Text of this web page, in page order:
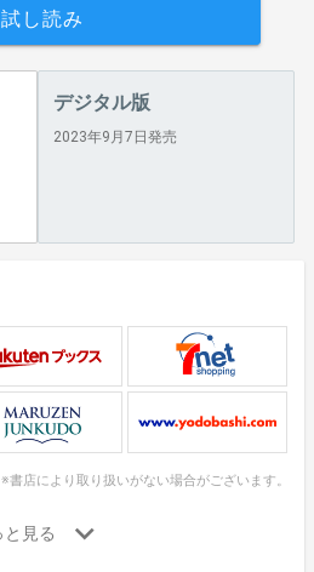
試し読み
デジタル版
2023年9月7日発売
※書店により取り扱いがない場合がございます。